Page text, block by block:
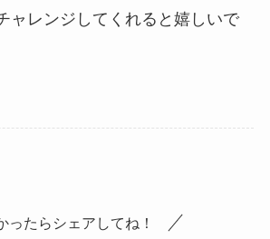
ャレンジしてくれると嬉しいで
ったらシェアしてね！